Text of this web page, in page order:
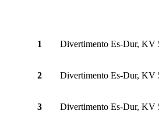
1 Divertimento Es-Dur, KV
2 Divertimento Es-Dur, KV
3 Divertimento Es-Dur, KV